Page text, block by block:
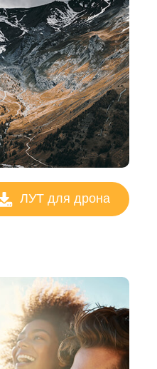
ЛУТ для дрона